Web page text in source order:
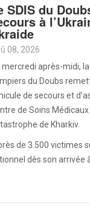
SDIS du
à
08, 2026
mercredi après-midi,
du Doubs
de secours et
de Soins
de Kharkiv.
de 3.500 victimes
dès son arrivée